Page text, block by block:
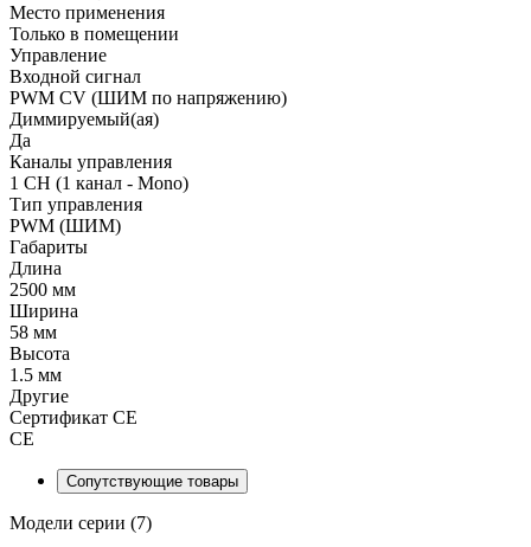
Место применения
Только в помещении
Управление
Входной сигнал
PWM СV (ШИМ по напряжению)
Диммируемый(ая)
Да
Каналы управления
1 CH (1 канал - Mono)
Тип управления
PWM (ШИМ)
Габариты
Длина
2500 мм
Ширина
58 мм
Высота
1.5 мм
Другие
Сертификат CE
CE
Сопутствующие товары
Модели серии (7)